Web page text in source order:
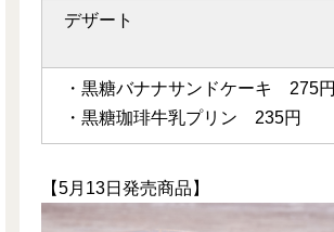
デザート
・黒糖バナナサンドケーキ 275円
・黒糖珈琲牛乳プリン 235円
【5月13日発売商品】